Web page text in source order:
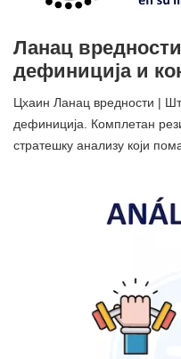
Ланац
дефиниција и
Цхаин Ланац вредности |
дефиниција. Комплетан
стратешку анализу који